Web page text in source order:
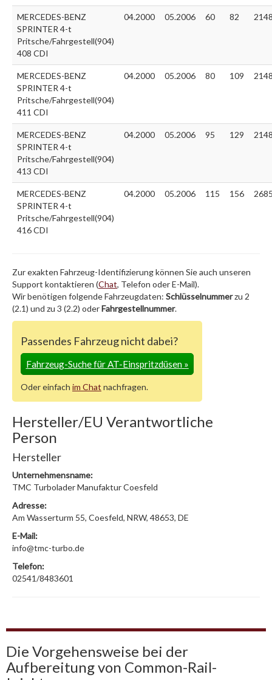
MERCEDES-BENZ
SPRINTER 4-t
Pritsche/Fahrgestell(904)
408 CDI
04.2000 05.2006 60 82
MERCEDES-BENZ
SPRINTER 4-t
Pritsche/Fahrgestell(904)
411 CDI
04.2000 05.2006 80 109
MERCEDES-BENZ
SPRINTER 4-t
Pritsche/Fahrgestell(904)
413 CDI
04.2000 05.2006 95 129
MERCEDES-BENZ
SPRINTER 4-t
Pritsche/Fahrgestell(904)
416 CDI
04.2000 05.2006 115 156
Zur exakten Fahrzeug-Identifizierung können Sie auch unseren
Support kontaktieren (Chat, Telefon oder E-Mail).
Wir benötigen folgende Fahrzeugdaten: Schlüsselnummerzu 2
(2.1) und zu 3 (2.2) oderFahrgestellnummer.
Passendes Fahrzeug nicht dabei?
Fahrzeug-Suche für AT-Einspritzdüsen»
Oder einfach im Chat nachfragen.
Hersteller/EU Verantwortliche
Person
Hersteller
Unternehmensname:
TMC Turbolader Manufaktur Coesfeld
Adresse:
Am Wasserturm 55, Coesfeld, NRW, 48653, DE
E-Mail:
info@tmc-turbo.de
Telefon:
02541/8483601
Die Vorgehensweise bei der
Aufbereitung von Common-Rail-